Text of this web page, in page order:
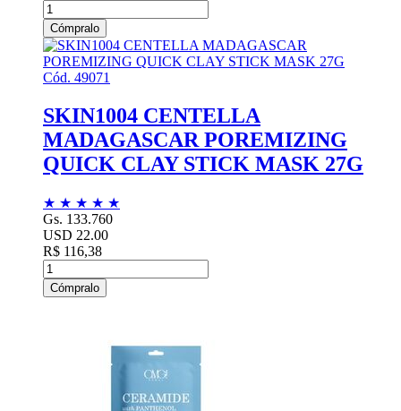
Cómpralo
Cód. 49071
SKIN1004 CENTELLA
MADAGASCAR POREMIZING
QUICK CLAY STICK MASK 27G
★ ★ ★ ★ ★
Gs. 133.760
USD 22.00
R$ 116,38
Cómpralo